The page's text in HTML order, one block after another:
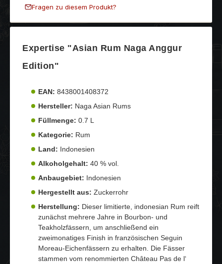
Fragen zu diesem Produkt?
Expertise "Asian Rum Naga Anggur
Edition"
EAN: 8438001408372
Hersteller: Naga Asian Rums
Füllmenge: 0.7 L
Kategorie: Rum
Land: Indonesien
Alkoholgehalt: 40 % vol.
Anbaugebiet: Indonesien
Hergestellt aus: Zuckerrohr
Herstellung: Dieser limitierte, indonesian Rum reift
zunächst mehrere Jahre in Bourbon- und
Teakholzfässern, um anschließend ein
zweimonatiges Finish in französischen Seguin
Moreau-Eichenfässern zu erhalten. Die Fässer
stammen vom renommierten Château Pas de l‘